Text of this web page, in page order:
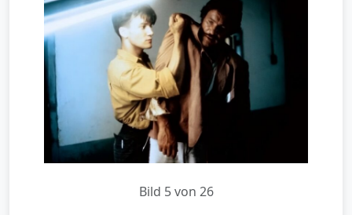
Bild 5 von 26